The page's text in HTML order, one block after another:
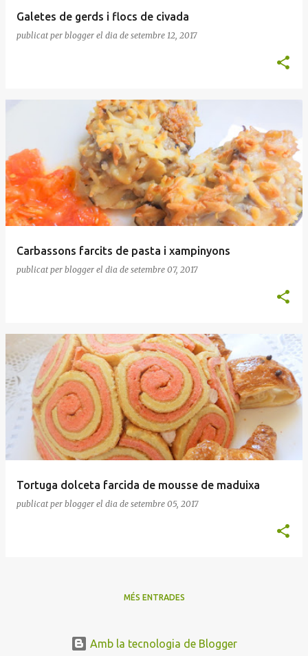
Galetes de gerds i flocs de civada
publicat per blogger el dia de setembre 12, 2017
Carbassons farcits de pasta i xampinyons
publicat per blogger el dia de setembre 07, 2017
Tortuga dolceta farcida de mousse de maduixa
publicat per blogger el dia de setembre 05, 2017
MÉS ENTRADES
Amb la tecnologia de Blogger